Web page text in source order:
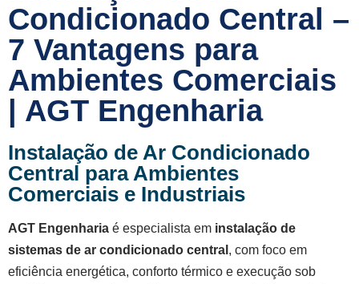
Condicionado Central –
7 Vantagens para
Ambientes Comerciais
| AGT Engenharia
Instalação de Ar Condicionado
Central para Ambientes
Comerciais e Industriais
AGT Engenharia é especialista em instalação de
sistemas de ar condicionado central , com foco em
eficiência energética, conforto térmico e execução sob